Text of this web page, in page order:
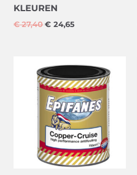
KLEUREN
€27,40€ 24,65
€ 29,50
tot
€ 85,00